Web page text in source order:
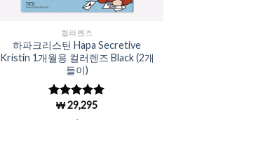
컬러렌즈
하파크리스틴 Hapa Secretive
Kristin 1개월용 컬러렌즈 Black (2개
들이)
5 중에서
로 평
₩29,295